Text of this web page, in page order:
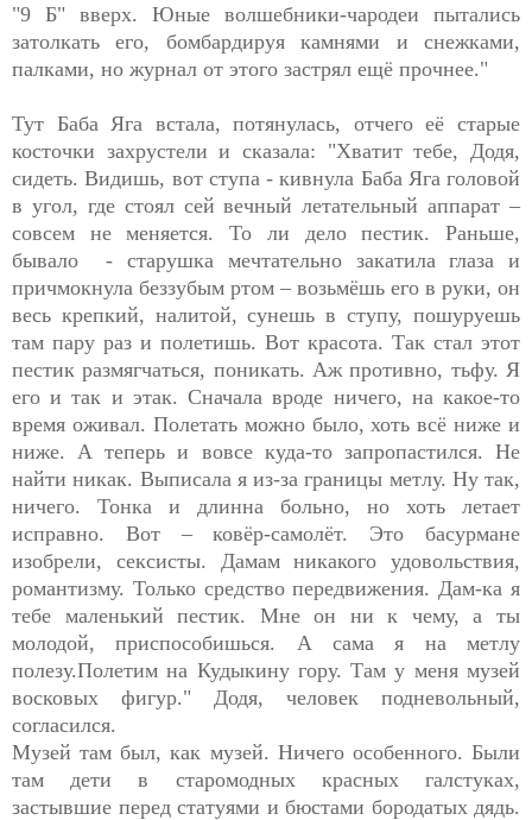
"9 Б" вверх. Юные волшебники-чародеи пытались
затолкать его, бомбардируя камнями и снежками,
палками, но журнал от этого застрял ещё прочнее."
Тут Баба Яга встала, потянулась, отчего её старые
косточки захрустели и сказала: "Хватит тебе, Додя,
сидеть. Видишь, вот ступа - кивнула Баба Яга головой
в угол, где стоял сей вечный летательный аппарат –
совсем не меняется. То ли дело пестик. Раньше,
бывало - старушка мечтательно закатила глаза и
причмокнула беззубым ртом – возьмёшь его в руки, он
весь крепкий, налитой, сунешь в ступу, пошуруешь
там пару раз и полетишь. Вот красота. Так стал этот
пестик размягчаться, поникать. Аж противно, тьфу. Я
его и так и этак. Сначала вроде ничего, на какое-то
время оживал. Полетать можно было, хоть всё ниже и
ниже. А теперь и вовсе куда-то запропастился. Не
найти никак. Выписала я из-за границы метлу. Ну так,
ничего. Тонка и длинна больно, но хоть летает
исправно. Вот – ковёр-самолёт. Это басурмане
изобрели, сексисты. Дамам никакого удовольствия,
романтизму. Только средство передвижения. Дам-ка я
тебе маленький пестик. Мне он ни к чему, а ты
молодой, приспособишься. А сама я на метлу
полезу.Полетим на Кудыкину гору. Там у меня музей
восковых фигур." Додя, человек подневольный,
согласился.
Музей там был, как музей. Ничего особенного. Были
там дети в старомодных красных галстуках,
застывшие перед статуями и бюстами бородатых дядь.